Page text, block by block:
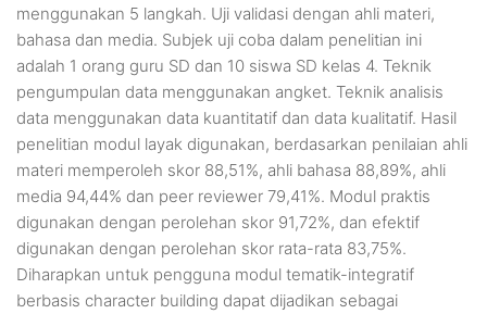
menggunakan 5 langkah. Uji validasi dengan ahli materi,
bahasa dan media. Subjek uji coba dalam penelitian ini
adalah 1 orang guru SD dan 10 siswa SD kelas 4. Teknik
pengumpulan data menggunakan angket. Teknik analisis
data menggunakan data kuantitatif dan data kualitatif. Hasil
penelitian modul layak digunakan, berdasarkan penilaian ahli
materi memperoleh skor 88,51%, ahli bahasa 88,89%, ahli
media 94,44% dan peer reviewer 79,41%. Modul praktis
digunakan dengan perolehan skor 91,72%, dan efektif
digunakan dengan perolehan skor rata-rata 83,75%.
Diharapkan untuk pengguna modul tematik-integratif
berbasis character building dapat dijadikan sebagai